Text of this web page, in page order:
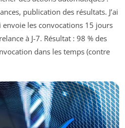
publication des résultats. J’ai
les convocations 15 jours
à J-7. Résultat : 98 % des
dans les temps (contre